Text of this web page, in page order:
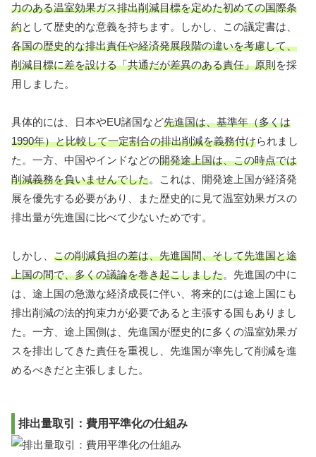
力のある温室効果ガス排出削減目標を定めた初めての国際条
約として歴史的な意義を持ちます。しかし、この議定書は、
各国の歴史的な排出責任や経済発展段階の違いを考慮して、
削減目標に差を設ける「共通だが差異のある責任」原則を採
用しました。
具体的には、日本やEU諸国など先進国は、基準年（多くは
1990年）と比較して一定割合の排出削減を義務付けられまし
た。一方、中国やインドなどの開発途上国は、この時点では
削減義務を負いませんでした。これは、開発途上国が経済発
展を優先する必要があり、また歴史的に見て温室効果ガスの
排出量が先進国に比べて少ないためです。
しかし、 この削減負担の差は、先進国間、そして先進国と途
上国の間で、多くの議論を巻き起こしました。先進国の中に
は、途上国の急激な経済成長に伴い、将来的には途上国にも
排出削減の法的拘束力が必要であると主張する国もありまし
た。一方、途上国側は、先進国が歴史的に多くの温室効果ガ
スを排出してきた責任を重視し、先進国が率先して削減を進
めるべきだと主張しました。
排出量取引：費用平準化の仕組み